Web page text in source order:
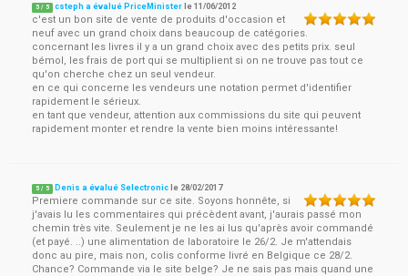
5 / 5 csteph a évalué PriceMinister le11/06/2012
c'est un bon site de vente de produits d'occasion et
neuf avec un grand choix dans beaucoup de catégories.
concernant les livres il y a un grand choix avec des petits prix. seul
bémol, les frais de port qui se multiplient si on ne trouve pas tout ce
qu'on cherche chez un seul vendeur.
en ce qui concerne les vendeurs une notation permet d'identifier
rapidement le sérieux.
en tant que vendeur, attention aux commissions du site qui peuvent
rapidement monter et rendre la vente bien moins intéressante!
5 / 5 Denis a évalué Selectronic le 28/02/2017
Premiere commande sur ce site. Soyons honnête, si
j'avais lu les commentaires qui précèdent avant, j'aurais passé mon
chemin très vite. Seulement je ne les ai lus qu'après avoir commandé
(et payé. ..) une alimentation de laboratoire le 26/2. Je m'attendais
donc au pire, mais non, colis conforme livré en Belgique ce 28/2.
Chance? Commande via le site belge? Je ne sais pas mais quand une